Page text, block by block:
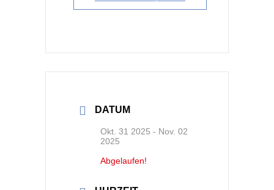
DATUM
Okt. 31 2025 - Nov. 02
2025
Abgelaufen!